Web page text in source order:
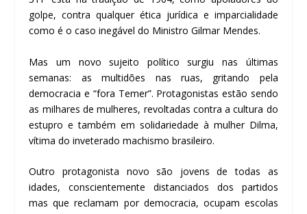
golpe, contra qualquer ética jurídica e imparcialidade
como é o caso inegável do Ministro Gilmar Mendes.
Mas um novo sujeito político surgiu nas últimas
semanas: as multidões nas ruas, gritando pela
democracia e “fora Temer”. Protagonistas estão sendo
as milhares de mulheres, revoltadas contra a cultura do
estupro e também em solidariedade à mulher Dilma,
vítima do inveterado machismo brasileiro.
Outro protagonista novo são jovens de todas as
idades, conscientemente distanciados dos partidos
mas que reclamam por democracia, ocupam escolas